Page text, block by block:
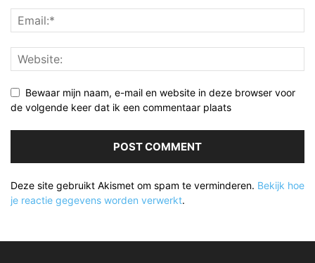
Bewaar mijn naam, e-mail en website in deze browser voor
de volgende keer dat ik een commentaar plaats
Deze site gebruikt Akismet om spam te verminderen. Bekijk hoe
je reactie gegevens worden verwerkt.